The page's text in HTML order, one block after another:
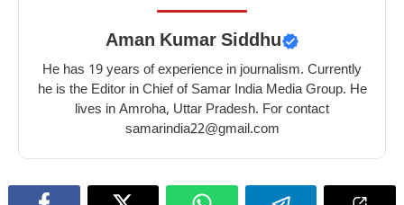
Aman Kumar Siddhu
He has 19 years of experience in journalism. Currently
he is the Editor in Chief of Samar India Media Group. He
lives in Amroha, Uttar Pradesh. For contact
samarindia22@gmail.com